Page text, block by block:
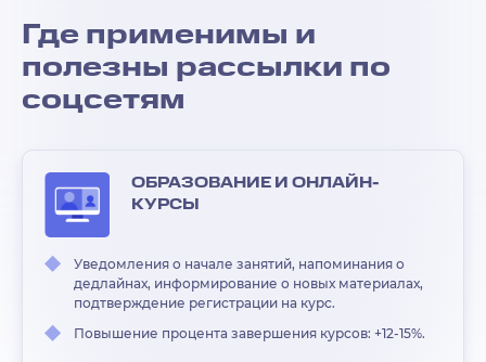
Где применимы и
полезны рассылки по
соцсетям
ОБРАЗОВАНИЕ И ОНЛАЙН-
КУРСЫ
Уведомления о начале занятий, напоминания о
дедлайнах, информирование о новых материалах,
подтверждение регистрации на курс.
Повышение процента завершения курсов: +12-15%.